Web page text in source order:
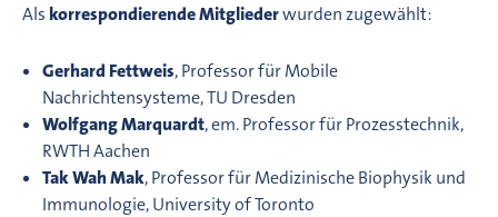
Als korrespondierende Mitgliederwurden zugewählt:
Gerhard Fettweis, Professor für Mobile
Nachrichtensysteme, TU Dresden
Wolfgang Marquardt, em. Professor für Prozesstechnik,
RWTH Aachen
Tak Wah Mak, Professor für Medizinische Biophysik und
Immunologie, University of Toronto